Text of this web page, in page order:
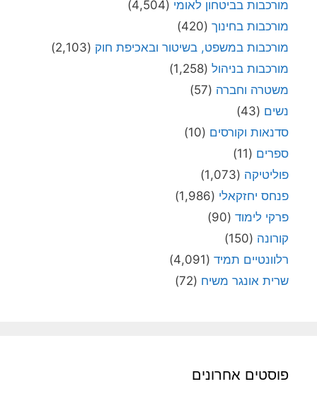
מורכבות בביטחון לאומי (4,504)
מורכבות בחינוך (420)
מורכבות במשפט, בשיטור ובאכיפת חוק (2,103)
מורכבות בניהול (1,258)
משטרה וחברה (57)
נשים (43)
סדנאות וקורסים (10)
ספרים (11)
פוליטיקה (1,073)
פנחס יחזקאלי (1,986)
פרקי לימוד (90)
קורונה (150)
רלוונטיים תמיד (4,091)
שרית אונגר משיח (72)
פוסטים אחרונים